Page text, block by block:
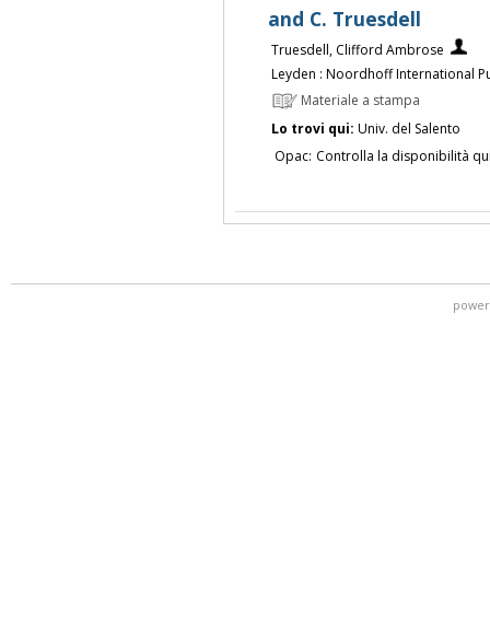
and C. Truesdell
Truesdell, Clifford Ambrose
Leyden : Noordhoff International
Materiale a stampa
Lo trovi qui: Univ. del Salento
Opac: Controlla la disponibilità